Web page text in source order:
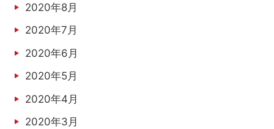
2020年8月
2020年7月
2020年6月
2020年5月
2020年4月
2020年3月